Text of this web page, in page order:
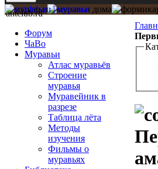
antclub.ru
Форум
ЧаВо
Муравьи
Атлас муравьёв
Строение
муравья
Муравейник в
разрезе
Таблица лёта
Методы
изучения
Фильмы о
муравьях